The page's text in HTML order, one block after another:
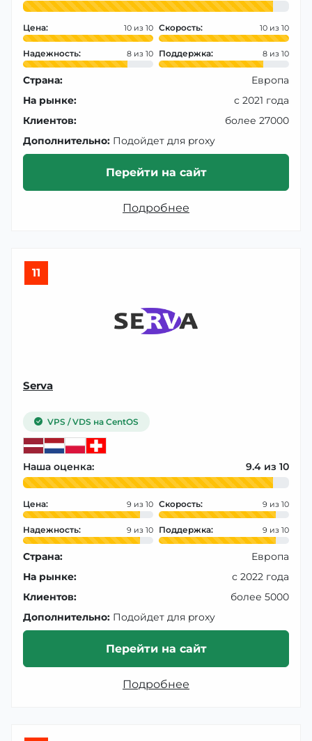
Цена: 10 Скорость: 10
Надежность: 8 Поддержка: 8
Страна:
Европа
На рынке:
с 2021 года
Клиентов:
более 27000
Дополнительно: Подойдет для proxy
Перейти на сайт
Подробнее
11
Serva
VPS / VDS на CentOS
Наша оценка: 9.4
Цена: 9 Скорость: 9
Надежность: 9 Поддержка: 9
Страна:
Европа
На рынке:
с 2022 года
Клиентов:
более 5000
Дополнительно: Подойдет для proxy
Перейти на сайт
Подробнее